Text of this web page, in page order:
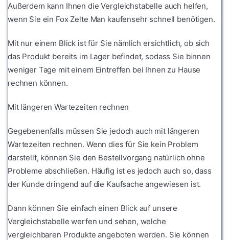
Außerdem kann Ihnen die Vergleichstabelle auch helfen,
wenn Sie ein Fox Zelte Man kaufensehr schnell benötigen.
Mit nur einem Blick ist für Sie nämlich ersichtlich, ob sich
das Produkt bereits im Lager befindet, sodass Sie binnen
weniger Tage mit einem Eintreffen bei Ihnen zu Hause
rechnen können.
Mit längeren Wartezeiten rechnen
Gegebenenfalls müssen Sie jedoch auch mit längeren
Wartezeiten rechnen. Wenn dies für Sie kein Problem
darstellt, können Sie den Bestellvorgang natürlich ohne
Probleme abschließen. Häufig ist es jedoch auch so, dass
der Kunde dringend auf die Kaufsache angewiesen ist.
Dann können Sie einfach einen Blick auf unsere
Vergleichstabelle werfen und sehen, welche
vergleichbaren Produkte angeboten werden. Sie können